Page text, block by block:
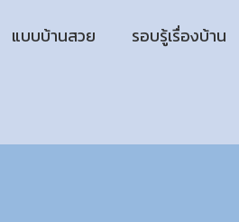
แบบบ้านสวย รอบรู้เรื่องบ้าน